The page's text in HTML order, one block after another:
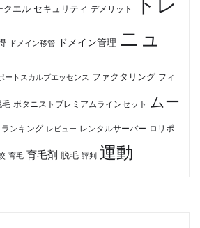
クエル セキュリティ デメリット
ドメイン移管 ドメイン管理 ニュ
ートスカルプエッセンス ファクタリング フィ
毛 ボタニストプレミアムラインセット ムー
ランキング レビュー レンタルサーバー ロリポ
育毛 育毛剤 脱毛 評判 運動